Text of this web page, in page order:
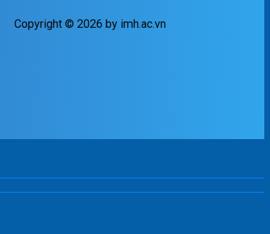
Copyright © 2026 by imh.ac.vn